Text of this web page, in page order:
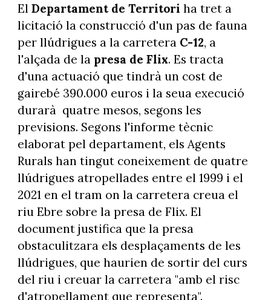
El Departament de Territori ha tret a
licitació la construcció d'un pas de fauna
per llúdrigues a la carretera C-12, a
l'alçada de la presa de Flix. Es tracta
d'una actuació que tindrà un cost de
gairebé 390.000 euros i la seua execució
durarà quatre mesos, segons les
previsions. Segons l'informe tècnic
elaborat pel departament, els Agents
Rurals han tingut coneixement de quatre
llúdrigues atropellades entre el 1999 i el
2021 en el tram on la carretera creua el
riu Ebre sobre la presa de Flix. El
document justifica que la presa
obstaculitzara els desplaçaments de les
llúdrigues, que haurien de sortir del curs
del riu i creuar la carretera "amb el risc
d'atropellament que representa".